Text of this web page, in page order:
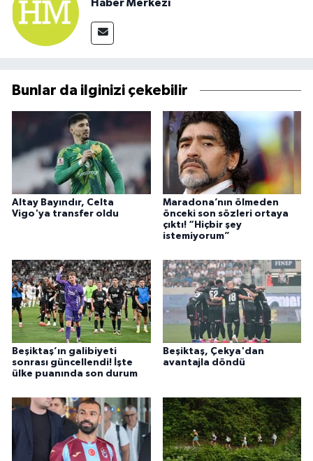
Haber Merkezi
Bunlar da ilginizi çekebilir
Altay Bayındır, Celta
Vigo'ya transfer oldu
Maradona’nın ölmeden
önceki son sözleri ortaya
çıktı! “Hiçbir şey
istemiyorum”
Beşiktaş’ın galibiyeti
sonrası güncellendi! İşte
ülke puanında son durum
Beşiktaş, Çekya'dan
avantajla döndü